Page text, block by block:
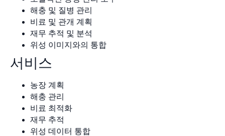
해충 및 질병 관리
비료 및 관개 계획
재무 추적 및 분석
위성 이미지와의 통합
서비스
농장 계획
해충 관리
비료 최적화
재무 추적
위성 데이터 통합